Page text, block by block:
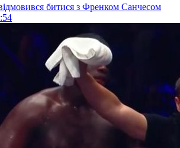
битися з Френком Санчесом